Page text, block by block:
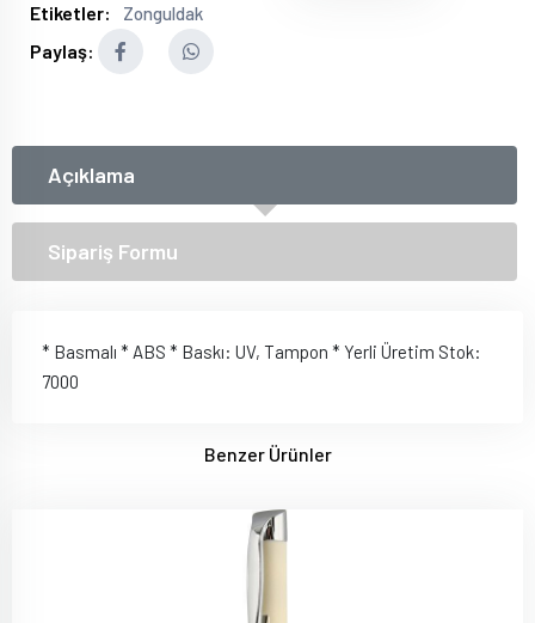
Etiketler: Zonguldak
Paylaş:
Açıklama
Sipariş Formu
* Basmalı * ABS * Baskı: UV, Tampon * Yerli Üretim Stok:
7000
Benzer Ürünler